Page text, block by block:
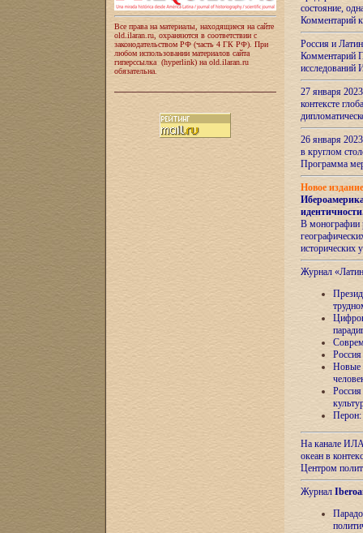
Все права на материалы, находящиеся на сайте
old.ilaran.ru, охраняются в соответствии с
законодательством РФ (часть 4 ГК РФ). При
любом использовании материалов сайта
гиперссылка (hyperlink) на old.ilaran.ru
обязательна.
состояние,
Комментарий
Россия и
Комментарий
27 января
контексте
26 января
в круглом
Программа
Новое
идентичности
В монографии
исторических
Журнал
Новые
Перон:
На канале
океан в
Центром
Журнал